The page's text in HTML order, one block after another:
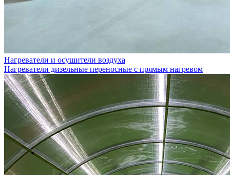
Нагреватели и осушители воздуха
Нагреватели дизельные переносные с прямым нагревом